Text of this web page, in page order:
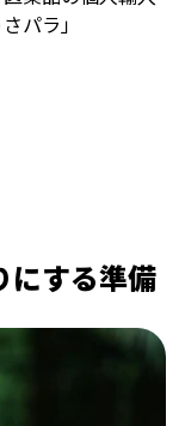
にする準備